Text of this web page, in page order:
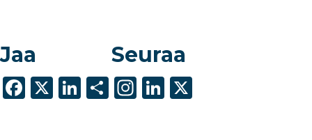
Jaa
F
X
Li S
Seuraa
In Li